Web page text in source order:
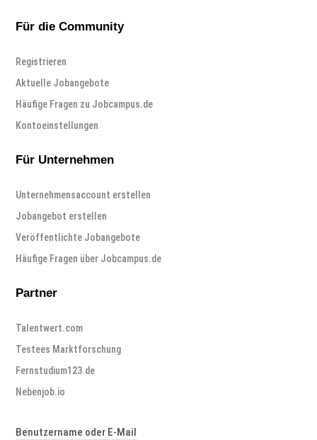
Für die Community
Registrieren
Aktuelle Jobangebote
Häufige Fragen zu Jobcampus.de
Kontoeinstellungen
Für Unternehmen
Unternehmensaccount erstellen
Jobangebot erstellen
Veröffentlichte Jobangebote
Häufige Fragen über Jobcampus.de
Partner
Talentwert.com
Testees Marktforschung
Fernstudium123.de
Nebenjob.io
Benutzername oder E-Mail